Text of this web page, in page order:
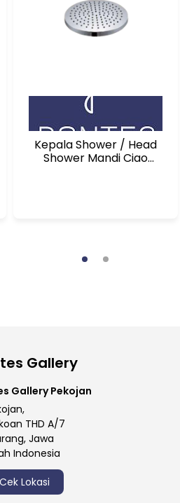
Kepala Shower / Head
Shower Mandi Ciao
Gallery
Gallery Pekojan
THD A/7
Jawa
Indonesia
Cek Lokasi